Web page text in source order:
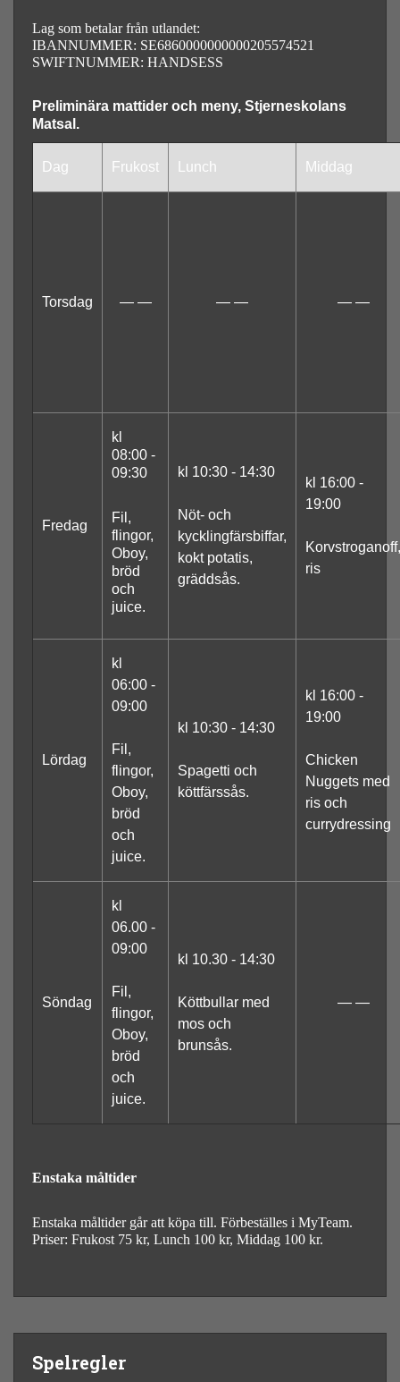
Lag som betalar från utlandet:
IBANNUMMER: SE6860000000000205574521
SWIFTNUMMER: HANDSESS
Preliminära mattider och meny, Stjerneskolans
Matsal.
Dag Frukost Lunch Middag
Torsdag — — — — — —
Fredag
kl
08:00 -
09:30
Fil,
flingor,
Oboy,
bröd
och
juice.
kl 10:30 - 14:30
Nöt- och
kycklingfärsbiffar,
kokt potatis,
gräddsås.
kl 16:00 -
19:00
Korvstroganoff,
ris
Lördag
kl
06:00 -
09:00
Fil,
flingor,
Oboy,
bröd
och
juice.
kl 10:30 - 14:30
Spagetti och
köttfärssås.
kl 16:00 -
19:00
Chicken
Nuggets med
ris och
currydressing
Söndag
kl
06.00 -
09:00
Fil,
flingor,
Oboy,
bröd
och
juice.
kl 10.30 - 14:30
Köttbullar med
mos och
brunsås.
— —
Enstaka måltider
Enstaka måltider går att köpa till. Förbeställes i MyTeam.
Priser: Frukost 75 kr, Lunch 100 kr, Middag 100 kr.
Spelregler